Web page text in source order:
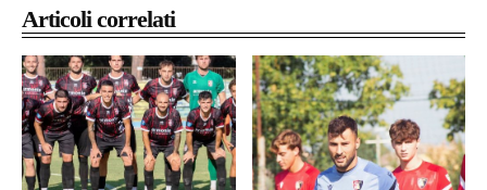
Articoli correlati